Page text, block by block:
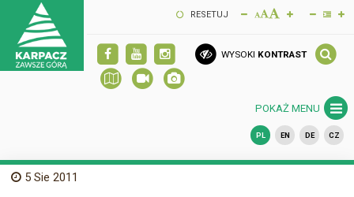
RESETUJ
WYSOKI KONTRAST
POKAŻ MENU
PL EN DE CZ
5 Sie 2011